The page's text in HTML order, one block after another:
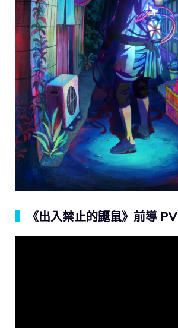
《出入禁止的鼴鼠》前導 PV